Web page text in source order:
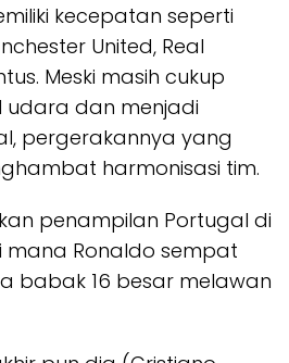
kecepatan seperti
United, Real
Meski masih cukup
dan menjadi
pergerakannya yang
harmonisasi tim.
penampilan Portugal di
mana Ronaldo sempat
babak 16 besar melawan